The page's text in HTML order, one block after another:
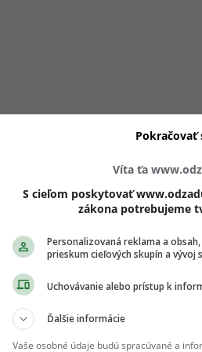
svoje organizačné
tvoja cieľavedomosť ťa
ti nič neutečie!
vedieť o najnovšom Girls' Point
Víta ťa
S cieľom poskytovať
zákona potrebujeme
Personalizovaná reklama a
prieskum cieľových skupín a vývoj
Uchovávanie alebo prístup k
Ďalšie informácie
Vaše osobné údaje budú spracúvané a